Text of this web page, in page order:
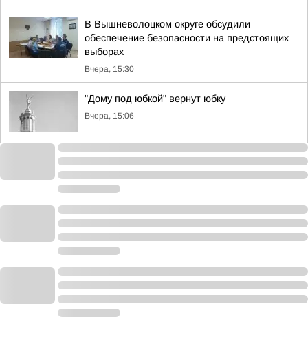
В Вышневолоцком округе обсудили
обеспечение безопасности на предстоящих
выборах
Вчера, 15:30
"Дому под юбкой" вернут юбку
Вчера, 15:06